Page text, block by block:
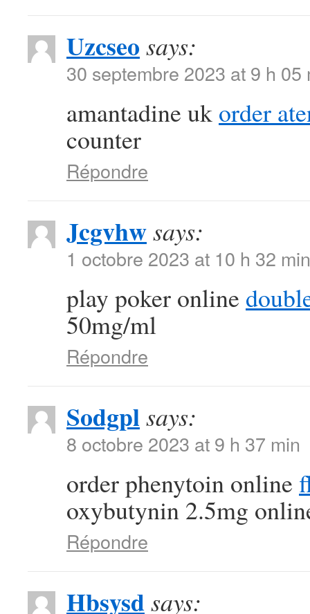
Uzcseo says:
30 septembre 2023 at 9 h 05
amantadine uk order
counter
Répondre
Jcgvhwsays:
1 octobre 2023 at 10 h 32 min
play poker online
50mg/ml
Répondre
Sodgplsays:
8 octobre 2023 at 9 h 37 min
order phenytoin online
oxybutynin 2.5mg
Répondre
Hbsysdsays: